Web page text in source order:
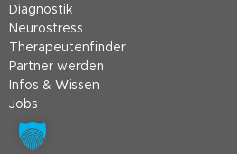
Diagnostik
Neurostress
Therapeutenfinder
Partner werden
Infos & Wissen
Jobs